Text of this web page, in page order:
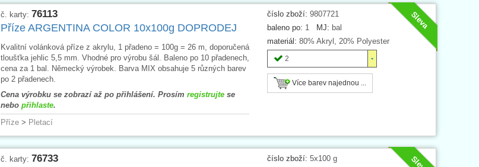
Sleva
číslo zboží: 9807721
baleno po: 1 MJ: bal
materiál: 80% Akryl, 20% Polyester
2
Více barev najednou ...
č. karty: 76113
Příze ARGENTINA COLOR 10x100g DOPRODEJ
Kvalitní volánková příze z akrylu, 1 přadeno = 100g = 26 m, doporučená
tloušťka jehlic 5,5 mm. Vhodné pro výrobu šál. Baleno po 10 přadenech,
cena za 1 bal. Německý výrobek. Barva MIX obsahuje 5 různých barev
po 2 přadenech.
Cena výrobku se zobrazí až po přihlášení. Prosím registrujtese
nebo přihlaste.
Příze> Pletací
číslo zboží: 5x100 g
č. karty: 76733